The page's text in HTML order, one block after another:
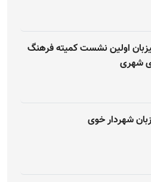
اولین نشست کمیته فرهنگ
شهری
شهردار خوی